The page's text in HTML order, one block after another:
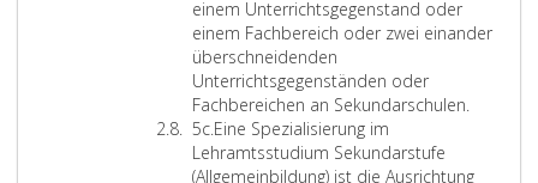
n
S
t
u
d
i
e
n
d
d
e
o
d
e
u
d
i
e
n
s
i
n
a
i
f
f
e
r
5
b
einem Unterrichtsgegenstand oder
einem Fachbereich oder zwei einander
überschneidenden
Unterrichtsgegenständen oder
Fachbereichen an Sekundarschulen.
5c.Z
i
f
Eine Spezialisierung im
Lehramtsstudium Sekundarstufe
(Allgemeinbildung) ist die Ausrichtung